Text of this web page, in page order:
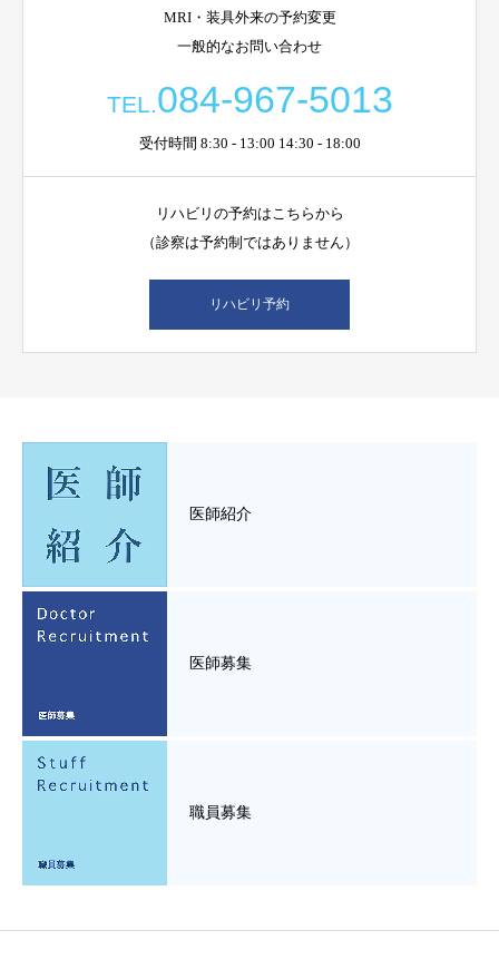
MRI・装具外来の予約変更
一般的なお問い合わせ
TEL.084-967-5013
受付時間 8:30 - 13:00 14:30 - 18:00
リハビリの予約はこちらから
（診察は予約制ではありません）
リハビリ予約
医師紹介
医師募集
職員募集